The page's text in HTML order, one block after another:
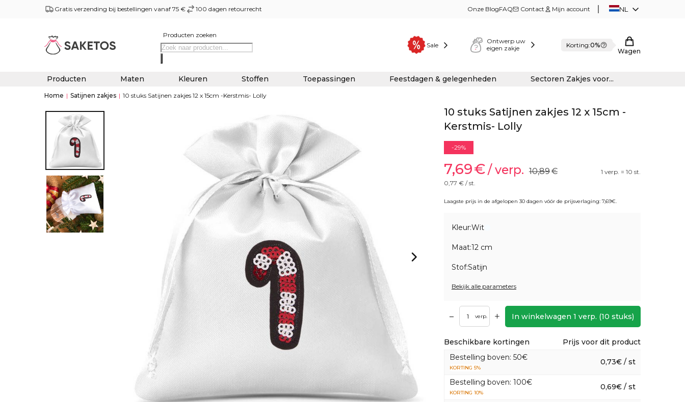
Gratis verzending bij bestellingen vanaf 75 € 100 dagen retourrecht Onze BlogFAQ Contact Mijn account NL
Producten zoeken
Sale
Ontwerp uw
eigen zakje
Korting:0%
Wagen
Producten Maten Kleuren Stoffen Toepassingen Feestdagen & gelegenheden Sectoren Zakjes voor...
Home | Satijnen zakjes | 10 stuks Satijnen zakjes 12 x 15cm -Kerstmis- Lolly
10 stuks Satijnen zakjes 12 x 15cm -
Kerstmis- Lolly
-29%
7,69€/ verp. 10,89€
1 verp. = 10 st.
0,77 € / st.
Laagste prijs in de afgelopen 30 dagen vóór de prijsverlaging: 7,69€.
Kleur:Wit
Maat:12 cm
Stof:Satijn
Bekijk alle parameters
– verp. + In winkelwagen 1 verp. (10 stuks)
Beschikbare kortingen
Prijs voor dit product
Bestelling boven: 50€
KORTING 5%
0,73€ / st
Bestelling boven: 100€
KORTING 10%
0,69€ / st